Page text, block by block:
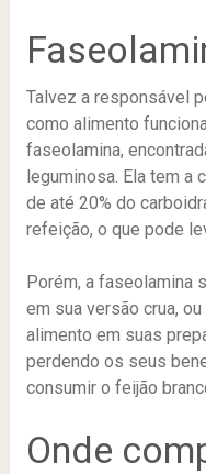
Talvez a responsável
como alimento
faseolamina,
leguminosa. Ela tem a
de até 20% do
refeição, o que pode
Porém, a faseolamina
em sua versão crua,
alimento em suas
perdendo os seus
consumir o feijão
Onde